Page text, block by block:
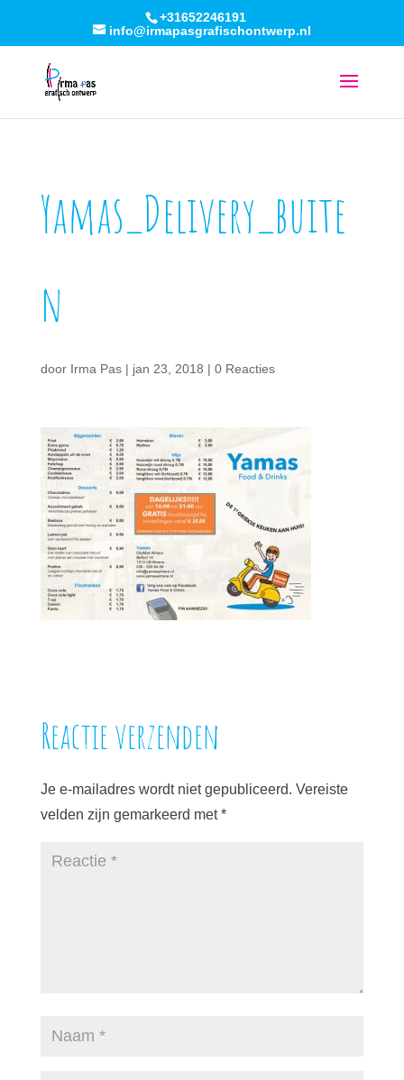
+31652246191
info@irmapasgrafischontwerp.nl
Yamas_Delivery_buite
n
door Irma Pas| jan 23, 2018 | 0 Reacties
Reactie verzenden
Je e-mailadres wordt niet gepubliceerd. Vereiste
velden zijn gemarkeerd met*